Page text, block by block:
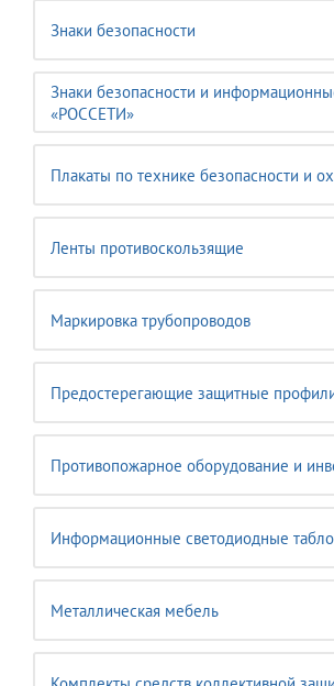
Знаки безопасности
Знаки безопасности и
«РОССЕТИ»
Плакаты по технике безопасности и
Ленты противоскользящие
Маркировка трубопроводов
Предостерегающие защитные
Противопожарное оборудование и
Информационные светодиодные табло
Металлическая мебель